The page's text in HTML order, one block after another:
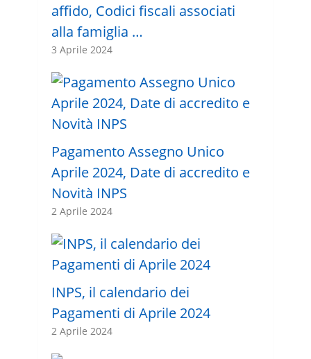
affido, Codici fiscali associati
alla famiglia …
3 Aprile 2024
Pagamento Assegno Unico
Aprile 2024, Date di accredito e
Novità INPS
2 Aprile 2024
INPS, il calendario dei
Pagamenti di Aprile 2024
2 Aprile 2024